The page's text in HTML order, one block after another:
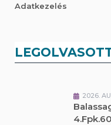
Adatkezelés
2026.